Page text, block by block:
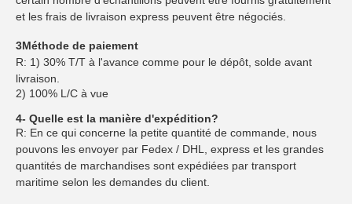
et les frais de livraison express peuvent être négociés.
3Méthode de paiement
R: 1) 30% T/T à l'avance comme pour le dépôt, solde avant
livraison.
2) 100% L/C à vue
4- Quelle est la manière d'expédition?
R: En ce qui concerne la petite quantité de commande, nous
pouvons les envoyer par Fedex / DHL, express et les grandes
quantités de marchandises sont expédiées par transport
maritime selon les demandes du client.